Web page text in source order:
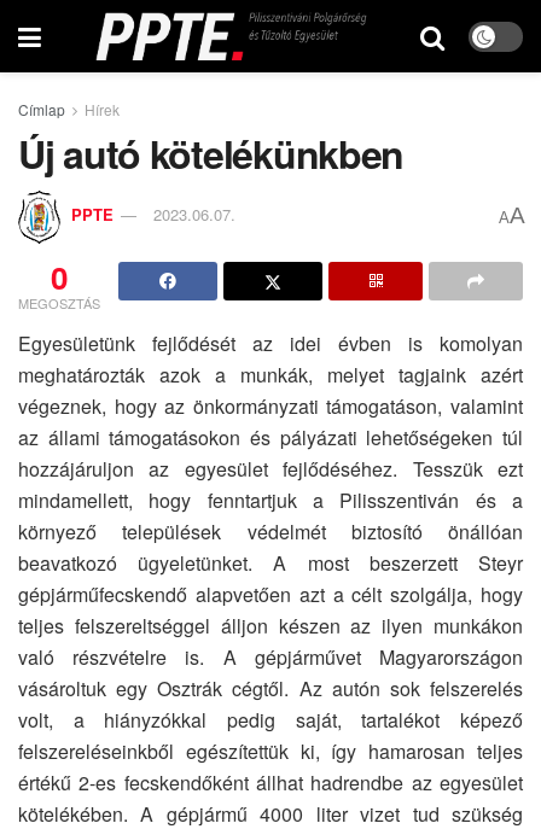
Címlap Hírek
Új autó kötelékünkben
PPTE 2023.06.07. AA
0
MEGOSZTÁS
Egyesületünk fejlődését az idei évben is komolyan
meghatározták azok a munkák, melyet tagjaink azért
végeznek, hogy az önkormányzati támogatáson, valamint
az állami támogatásokon és pályázati lehetőségeken túl
hozzájáruljon az egyesület fejlődéséhez. Tesszük ezt
mindamellett, hogy fenntartjuk a Pilisszentiván és a
környező települések védelmét biztosító önállóan
beavatkozó ügyeletünket. A most beszerzett Steyr
gépjárműfecskendő alapvetően azt a célt szolgálja, hogy
teljes felszereltséggel álljon készen az ilyen munkákon
való részvételre is. A gépjárművet Magyarországon
vásároltuk egy Osztrák cégtől. Az autón sok felszerelés
volt, a hiányzókkal pedig saját, tartalékot képező
felszereléseinkből egészítettük ki, így hamarosan teljes
értékű 2-es fecskendőként állhat hadrendbe az egyesület
kötelékében. A gépjármű 4000 liter vizet tud szükség